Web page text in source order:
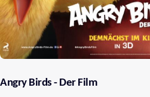
Angry Birds - Der Film